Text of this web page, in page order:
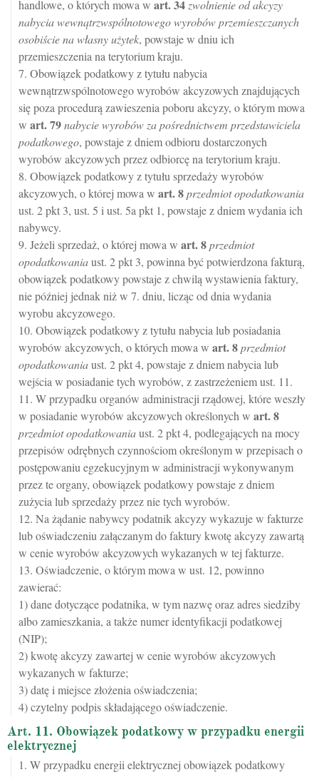
handlowe, o których mowa w art.34 zwolnienie od akcyzy
nabycia wewnątrzwspólnotowego wyrobów przemieszczanych
osobiście na własny użytek, powstaje w dniu ich
przemieszczenia na terytorium kraju.
7. Obowiązek podatkowy z tytułu nabycia
wewnątrzwspólnotowego wyrobów akcyzowych znajdujących
się poza procedurą zawieszenia poboru akcyzy, o którym mowa
w art.79nabycie wyrobów za pośrednictwem przedstawiciela
podatkowego, powstaje z dniem odbioru dostarczonych
wyrobów akcyzowych przez odbiorcę na terytorium kraju.
8. Obowiązek podatkowy z tytułu sprzedaży wyrobów
akcyzowych, o której mowa w art.8przedmiot opodatkowania
ust. 2 pkt 3, ust. 5 i ust. 5a pkt 1, powstaje z dniem wydania ich
nabywcy.
9. Jeżeli sprzedaż, o której mowa w art.8przedmiot
opodatkowaniaust. 2 pkt 3, powinna być potwierdzona fakturą,
obowiązek podatkowy powstaje z chwilą wystawienia faktury,
nie później jednak niż w 7. dniu, licząc od dnia wydania
wyrobu akcyzowego.
10. Obowiązek podatkowy z tytułu nabycia lub posiadania
wyrobów akcyzowych, o których mowa w art.8przedmiot
opodatkowaniaust. 2 pkt 4, powstaje z dniem nabycia lub
wejścia w posiadanie tych wyrobów, z zastrzeżeniem ust. 11.
11. W przypadku organów administracji rządowej, które weszły
w posiadanie wyrobów akcyzowych określonych w art.8
przedmiot opodatkowaniaust. 2 pkt 4, podlegających na mocy
przepisów odrębnych czynnościom określonym w przepisach o
postępowaniu egzekucyjnym w administracji wykonywanym
przez te organy, obowiązek podatkowy powstaje z dniem
zużycia lub sprzedaży przez nie tych wyrobów.
12. Na żądanie nabywcy podatnik akcyzy wykazuje w fakturze
lub oświadczeniu załączanym do faktury kwotę akcyzy zawartą
w cenie wyrobów akcyzowych wykazanych w tej fakturze.
13. Oświadczenie, o którym mowa w ust. 12, powinno
zawierać:
1) dane dotyczące podatnika, w tym nazwę oraz adres siedziby
albo zamieszkania, a także numer identyfikacji podatkowej
(NIP);
2) kwotę akcyzy zawartej w cenie wyrobów akcyzowych
wykazanych w fakturze;
3) datę i miejsce złożenia oświadczenia;
4) czytelny podpis składającego oświadczenie.
Art. 11. Obowiązek podatkowy w przypadku energii
elektrycznej
1. W przypadku energii elektrycznej obowiązek podatkowy